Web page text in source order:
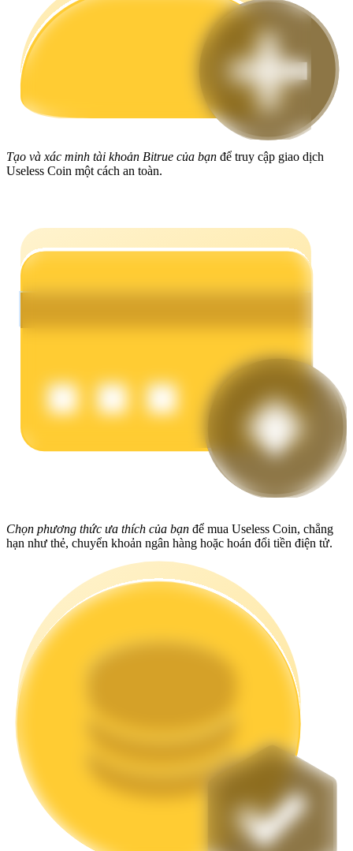
Chiến lược giao dịch
Học cách duy trì lợi nhuận
Earn
Làm cho tài sản của bạn tăng giá trị đều đặn
Staking
Lợi nhuận cao và truy cập ngay lập tức
Đặt cọc linh hoạt để kiếm được các token phổ biến.
Tạo và xác minh tài khoản Bitrue của bạn để truy cập giao dịch
Useless Coin một cách an toàn.
Chọn phương thức ưa thích của bạn để mua Useless Coin, chẳng
hạn như thẻ, chuyển khoản ngân hàng hoặc hoán đổi tiền điện tử.